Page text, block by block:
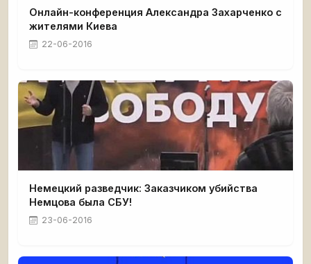
Онлайн-конференция Александра Захарченко с
жителями Киева
22-06-2016
Немецкий разведчик: Заказчиком убийства
Немцова была СБУ!
23-06-2016